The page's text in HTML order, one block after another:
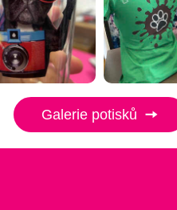
Galerie potisků